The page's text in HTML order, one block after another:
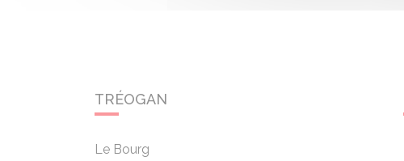
TRÉOGAN
Le Bourg